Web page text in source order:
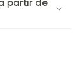
partir de